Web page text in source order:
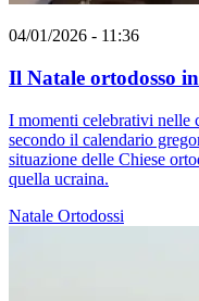
04/01/2026 - 11:36
Il Natale ortodosso
I momenti celebrativi nelle
secondo il calendario
situazione delle Chiese
quella ucraina.
Natale Ortodossi